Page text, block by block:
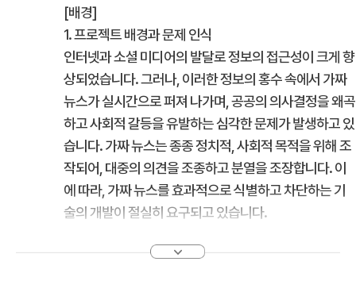
[배경]
1. 프로젝트 배경과 문제 인식
인터넷과 소셜 미디어의 발달로 정보의 접근성이 크게 향
상되었습니다. 그러나, 이러한 정보의 홍수 속에서 가짜
뉴스가 실시간으로 퍼져 나가며, 공공의 의사결정을 왜곡
하고 사회적 갈등을 유발하는 심각한 문제가 발생하고 있
습니다. 가짜 뉴스는 종종 정치적, 사회적 목적을 위해 조
작되어, 대중의 의견을 조종하고 분열을 조장합니다. 이
에 따라, 가짜 뉴스를 효과적으로 식별하고 차단하는 기
술의 개발이 절실히 요구되고 있습니다.
[목표]